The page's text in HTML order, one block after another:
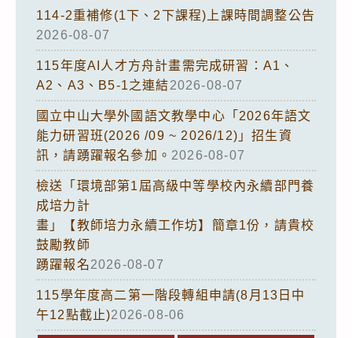
114-2重補修(1下、2下課程)上課時間調整公告
2026-08-07
115年度AI人才方舟計畫需完成研習：A1、
A2、A3、B5-1之連結2026-08-07
國立中山大學外國語文教學中心「2026年語文
能力研習班(2026 /09 ~ 2026/12)」招生資
訊，請踴躍報名參加。 2026-08-07
檢送「環境部第1屆高級中等學校內永續部門養
成培力計
畫」【教師培力永續工作坊】簡章1份，請貴校
鼓勵教師
踴躍報名2026-08-07
115學年度高二第一階段轉組申請(8月13日中
午12點截止)2026-08-06